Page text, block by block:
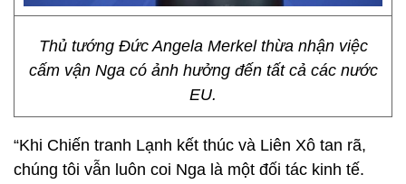
Thủ tướng Đức Angela Merkel thừa nhận việc
cấm vận Nga có ảnh hưởng đến tất cả các nước
EU.
“Khi Chiến tranh Lạnh kết thúc và Liên Xô tan rã,
chúng tôi vẫn luôn coi Nga là một đối tác kinh tế.